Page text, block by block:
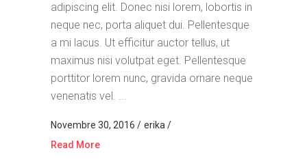
adipiscing elit. Donec nisi lorem, lobortis in
neque nec, porta aliquet dui. Pellentesque
a mi lacus. Ut efficitur auctor tellus, ut
maximus nisi volutpat eget. Pellentesque
porttitor lorem nunc, gravida ornare neque
venenatis vel. ...
Novembre 30, 2016
erika
Read More